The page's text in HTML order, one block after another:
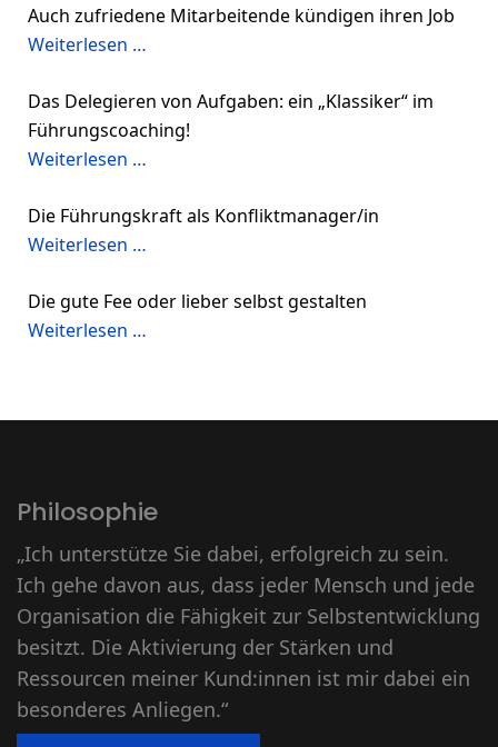
Auch zufriedene Mitarbeitende kündigen ihren Job
Weiterlesen …
Das Delegieren von Aufgaben: ein „Klassiker“ im
Führungscoaching!
Weiterlesen …
Die Führungskraft als Konfliktmanager/in
Weiterlesen …
Die gute Fee oder lieber selbst gestalten
Weiterlesen …
Philosophie
„Ich unterstütze Sie dabei, erfolgreich zu sein.
Ich gehe davon aus, dass jeder Mensch und jede
Organisation die Fähigkeit zur Selbstentwicklung
besitzt. Die Aktivierung der Stärken und
Ressourcen meiner Kund:innen ist mir dabei ein
besonderes Anliegen.“